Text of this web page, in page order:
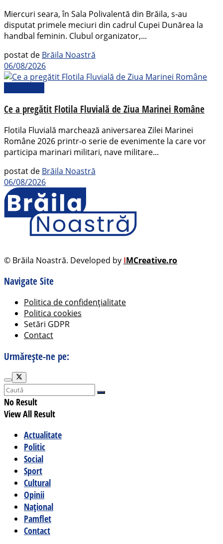
Miercuri seara, în Sala Polivalentă din Brăila, s-au
disputat primele meciuri din cadrul Cupei Dunărea la
handbal feminin. Clubul organizator,...
postat de Brăila Noastră
06/08/2026
Ce a pregătit Flotila Fluvială de Ziua Marinei Române
Flotila Fluvială marchează aniversarea Zilei Marinei
Române 2026 printr-o serie de evenimente la care vor
participa marinari militari, nave militare...
postat de Brăila Noastră
06/08/2026
© Brăila Noastră. Developed by IMCreative.ro
Navigate Site
Politica de confidențialitate
Politica cookies
Setări GDPR
Contact
Urmărește-ne pe:
No Result
View All Result
Actualitate
Politic
Social
Sport
Cultural
Opinii
Național
Pamflet
Contact